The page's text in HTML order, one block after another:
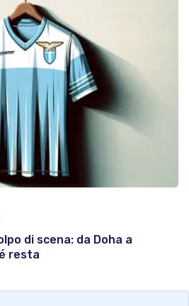
di scena: da Doha a
resta